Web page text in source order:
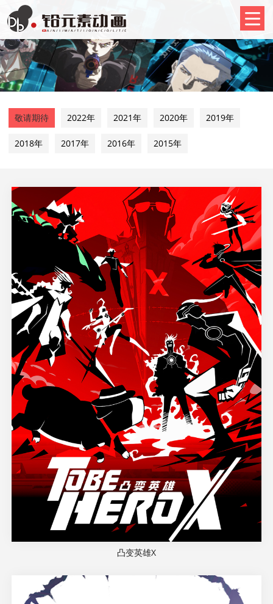
敬请期待 2022年 2021年 2020年 2019年
2018年 2017年 2016年 2015年
凸变英雄X